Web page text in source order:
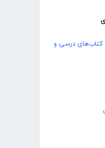
کتاب‌های درسی و